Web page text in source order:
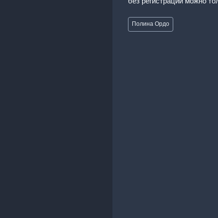
Метки
записи:
Полина Ордо